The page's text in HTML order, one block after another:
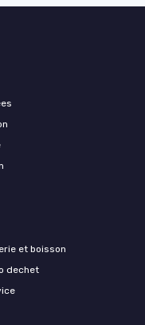
et boisson
dechet